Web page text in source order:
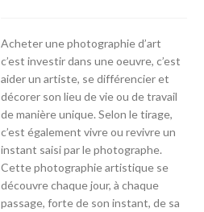
Acheter une photographie d’art
c’est investir dans une oeuvre, c’est
aider un artiste, se différencier et
décorer son lieu de vie ou de travail
de manière unique. Selon le tirage,
c’est également vivre ou revivre un
instant saisi par le photographe.
Cette photographie artistique se
découvre chaque jour, à chaque
passage, forte de son instant, de sa